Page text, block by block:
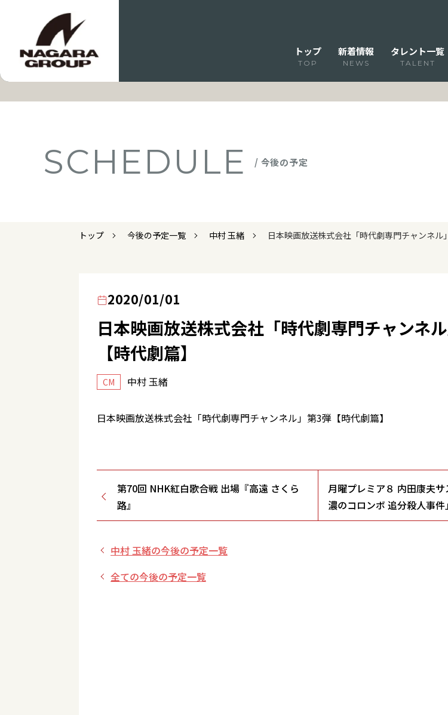
トップ
TOP
新着情報
NEWS
タレント一覧
TALENT
SCHEDULE / 今後の予定
トップ 今後の予定一覧 中村 玉緒 日本映画放送株式会社「時代劇専門チャンネル
2020/01/01
日本映画放送株式会社「時代劇専門チャンネ
【時代劇篇】
CM 中村 玉緒
日本映画放送株式会社「時代劇専門チャンネル」第3弾【時代劇篇】
第70回 NHK紅白歌合戦 出場『高遠 さくら
路』
月曜プレミア８ 内田康夫
濃のコロンボ 追分殺人事件」
中村 玉緒の今後の予定一覧
全ての今後の予定一覧